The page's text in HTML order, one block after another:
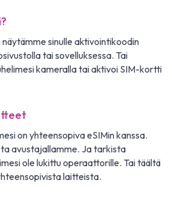
sinulle aktivointikoodin
tai sovelluksessa. Tai
kameralla tai aktivoi SIM-kortti
on yhteensopiva eSIMin kanssa.
avustajallamme. Ja tarkista
ole lukittu operaattorille. Tai täältä
laitteista.